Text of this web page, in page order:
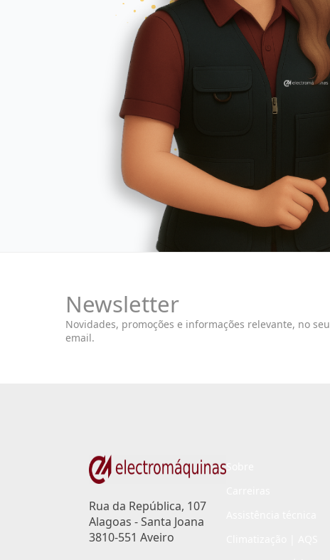
Newsletter
Novidades, promoções e informações relevante, no seu
email.
Rua da República, 107
Alagoas - Santa Joana
3810-551 Aveiro